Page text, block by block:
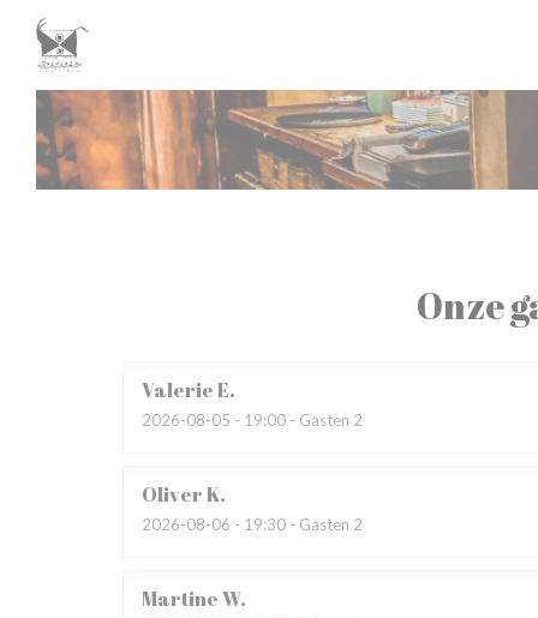
Cookies beheer paneel
Onze
ValerieE
2026-08-05 - 19:00 - Gasten 2
OliverK
2026-08-06 - 19:30 - Gasten 2
MartineW